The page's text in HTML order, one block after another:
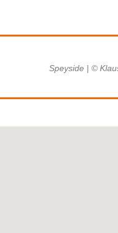
Speyside | ©